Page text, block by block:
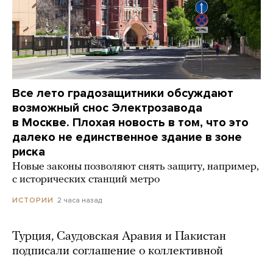
Все лето градозащитники обсуждают
возможный снос Электрозавода
в Москве. Плохая новость в том, что это
далеко не единственное здание в зоне
риска
Новые законы позволяют снять защиту, например,
с исторических станций метро
ИСТОРИИ 2 часа назад
Турция, Саудовская Аравия и Пакистан
подписали соглашение о коллективной